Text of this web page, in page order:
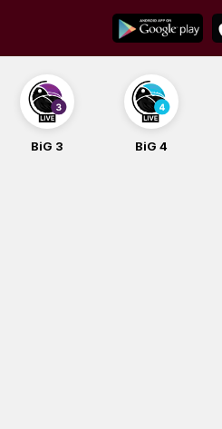
content
BiG 3 BiG 4